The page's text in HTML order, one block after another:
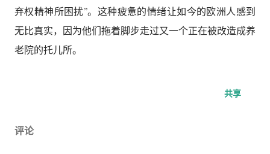
弃权精神所困扰”。这种疲惫的情绪让如今的欧洲人感到
无比真实，因为他们拖着脚步走过又一个正在被改造成养
老院的托儿所。
共享
评论